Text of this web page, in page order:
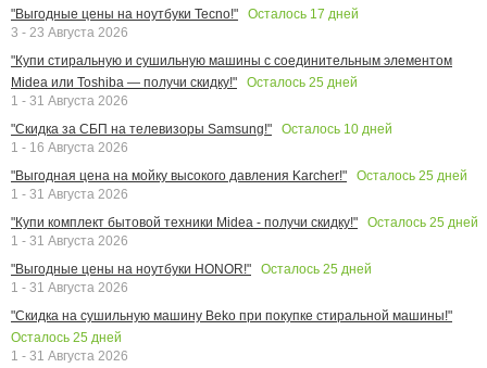
"Выгодные цены на ноутбуки Tecno!"
Осталось 17 дней
3 - 23 Августа 2026
"Купи стиральную и сушильную машины с соединительным элементом
Midea или Toshiba — получи скидку!"
Осталось 25 дней
1 - 31 Августа 2026
"Скидка за СБП на телевизоры Samsung!"
Осталось 10 дней
1 - 16 Августа 2026
"Выгодная цена на мойку высокого давления Karcher!"
Осталось 25 дней
1 - 31 Августа 2026
"Купи комплект бытовой техники Midea - получи скидку!"
Осталось 25 дней
1 - 31 Августа 2026
"Выгодные цены на ноутбуки HONOR!"
Осталось 25 дней
1 - 31 Августа 2026
"Скидка на сушильную машину Beko при покупке стиральной машины!"
Осталось 25 дней
1 - 31 Августа 2026